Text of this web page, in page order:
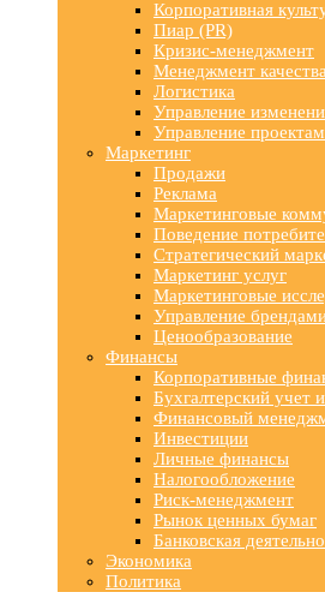
Корпоративная
Пиар (PR)
Кризис-менеджмент
Менеджмент качества
Логистика
Управление
Управление
Маркетинг
Продажи
Реклама
Маркетинговые
Поведение
Стратегический
Маркетинг услуг
Маркетинговые
Управление
Ценообразование
Финансы
Корпоративные
Бухгалтерский учет
Финансовый
Инвестиции
Личные финансы
Налогообложение
Риск-менеджмент
Рынок ценных бумаг
Банковская
Экономика
Политика